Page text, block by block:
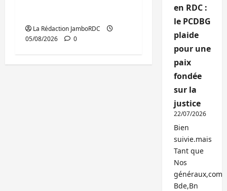
La Rédaction JamboRDC
05/08/2026
0
en RDC :
le PCDBG
plaide
pour une
paix
fondée
sur la
justice
22/07/2026
Bien
suivie.mais
Tant que
Nos
généraux,com
Bde,Bn